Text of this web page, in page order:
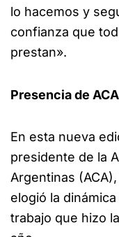
lo hacemos y
confianza que
prestan».
Presencia de ACA
En esta nueva
presidente de la
Argentinas
elogió la
trabajo que hizo